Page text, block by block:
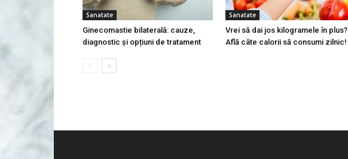
Sanatate
Ginecomastie bilaterală: cauze,
diagnostic și opțiuni de tratament
Sanatate
Vrei să dai jos kilogramele în plus?
Află câte calorii să consumi zilnic!